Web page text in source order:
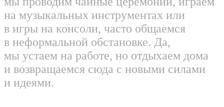
на музыкальных инструментах или
в игры на консоли, часто общаемся
в неформальной обстановке. Да,
мы устаем на работе, но отдыхаем дома
и возвращаемся сюда с новыми силами
и идеями.